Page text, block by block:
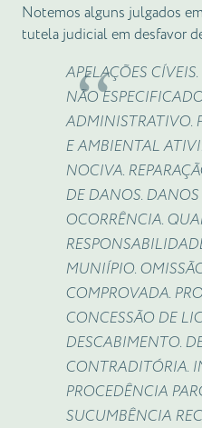
Notemos alguns julgados
tutela judicial em desfavor
APELAÇÕES
NÃO
ADMINISTRATIVO.
E AMBIENTAL
NOCIVA.
DEDANOS. DANOS
OCORRÊNCIA.
MUNIÍPIO.
COMPROVADA.
CONCESSÃO DE
DESCABIMENTO.
CONTRADITÓRIA.
PROCEDÊNCIA
SUCUMBÊNCIA